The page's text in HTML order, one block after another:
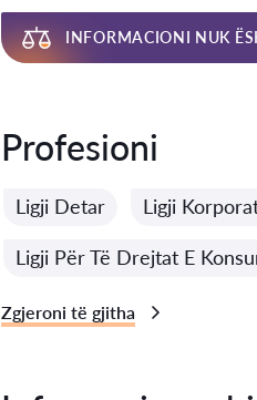
INFORMACIONI NUK
Profesioni
Ligji Detar Ligji
Ligji Për Të Drejtat E
Zgjeroni të gjitha